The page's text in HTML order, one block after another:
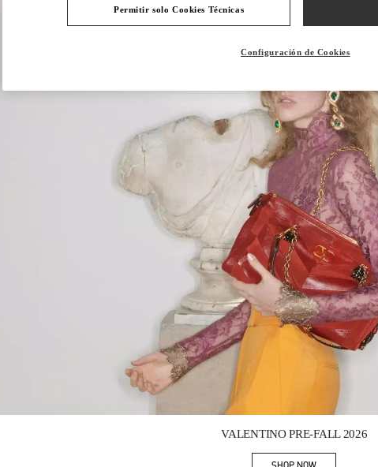
VALENTINO PRE-FALL 2026
Permitir solo Cookies Técnicas
Configuración de Cookies